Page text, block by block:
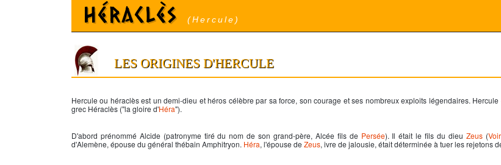
Héraclès (Hercule)
LES ORIGINES D'HERCULE
Hercule ou héraclèsest un demi-dieu et héros célèbre par sa force, son courage et ses nombreux exploits légendaires. Hercule
grec Héraclès ("la gloire d'Héra").
D'abord prénommé Alcide (patronyme tiré du nom de son grand-père, Alcée fils de Persée). Il était le fils du dieu Zeus(
d'Alemène, épouse du général thébain Amphitryon. Héra, l'épouse de Zeus, ivre de jalousie, était déterminée à tuer les rejetons